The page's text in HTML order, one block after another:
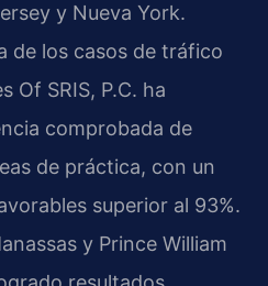
y Nueva York.
de los casos de tráfico
Of SRIS, P.C. ha
comprobada de
de práctica, con un
superior al 93%.
y Prince William